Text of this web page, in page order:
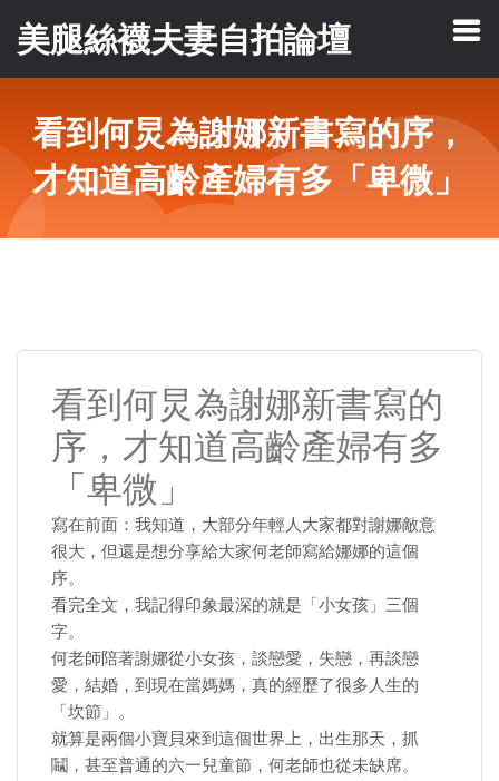
美腿絲襪夫妻自拍論壇
看到何炅為謝娜新書寫的序，
才知道高齡產婦有多「卑微」
看到何炅為謝娜新書寫的
序，才知道高齡產婦有多
「卑微」
寫在前面：我知道，大部分年輕人大家都對謝娜敵意
很大，但還是想分享給大家何老師寫給娜娜的這個
序。
看完全文，我記得印象最深的就是「小女孩」三個
字。
何老師陪著謝娜從小女孩，談戀愛，失戀，再談戀
愛，結婚，到現在當媽媽，真的經歷了很多人生的
「坎節」。
就算是兩個小寶貝來到這個世界上，出生那天，抓
鬮，甚至普通的六一兒童節，何老師也從未缺席。